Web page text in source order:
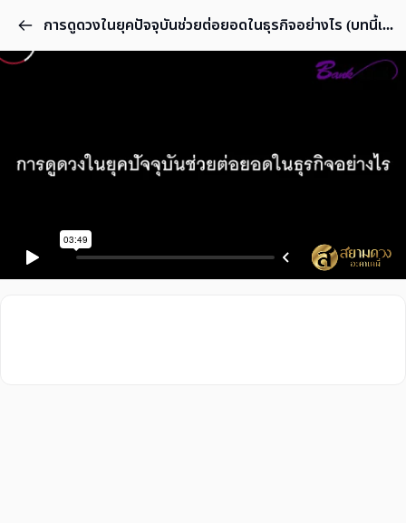
การดูดวงในยุคปัจจุบันช่วยต่อยอดในธุรกิจอย่างไร (บทนี้เรียนฟรี)